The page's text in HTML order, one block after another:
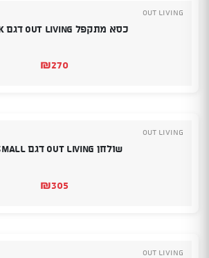
OUT LIVING
כסא מתקפל Out Living דגם Click
₪270
OUT LIVING
שולחן Out Living דגם Q-small
₪305
OUT LIVING